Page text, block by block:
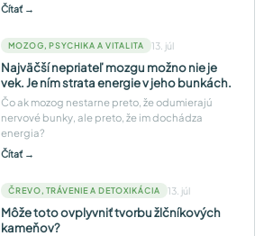
Čítať →
MOZOG, PSYCHIKA A VITALITA 13. júl
Najväčší nepriateľ mozgu možno nie je
vek. Je ním strata energie v jeho bunkách.
Čo ak mozog nestarne preto, že odumierajú
nervové bunky, ale preto, že im dochádza
energia?
Čítať →
ČREVO, TRÁVENIE A DETOXIKÁCIA 13. júl
Môže toto ovplyvniť tvorbu žlčníkových
kameňov?